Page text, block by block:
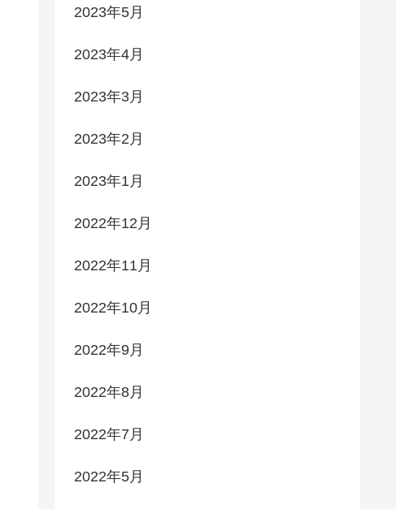
2023年5月
2023年4月
2023年3月
2023年2月
2023年1月
2022年12月
2022年11月
2022年10月
2022年9月
2022年8月
2022年7月
2022年5月